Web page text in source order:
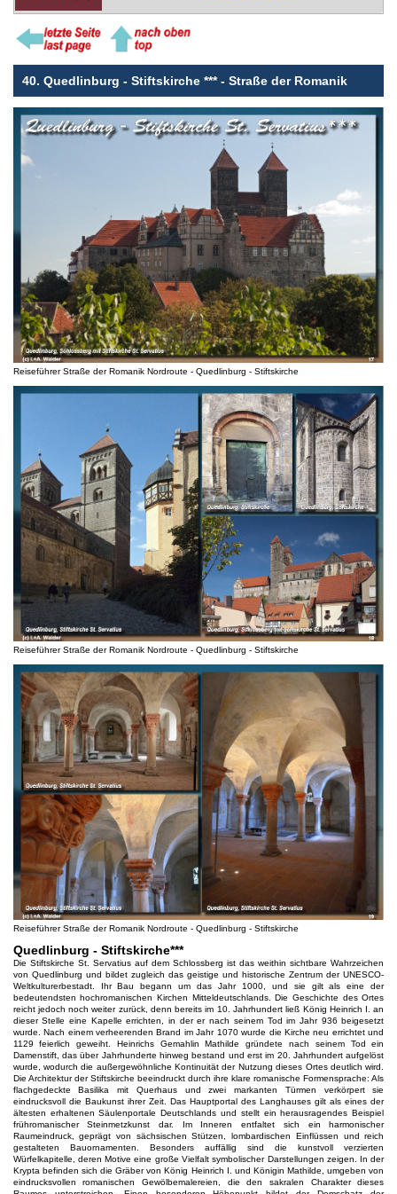
40. Quedlinburg - Stiftskirche *** - Straße der Romanik
Reiseführer Straße der Romanik Nordroute - Quedlinburg - Stiftskirche
Reiseführer Straße der Romanik Nordroute - Quedlinburg - Stiftskirche
Reiseführer Straße der Romanik Nordroute - Quedlinburg - Stiftskirche
Quedlinburg - Stiftskirche***
Die Stiftskirche St. Servatius auf dem Schlossberg ist das weithin sichtbare Wahrzeichen
von Quedlinburg und bildet zugleich das geistige und historische Zentrum der UNESCO-
Weltkulturerbestadt. Ihr Bau begann um das Jahr 1000, und sie gilt als eine der
bedeutendsten hochromanischen Kirchen Mitteldeutschlands. Die Geschichte des Ortes
reicht jedoch noch weiter zurück, denn bereits im 10. Jahrhundert ließ König Heinrich I. an
dieser Stelle eine Kapelle errichten, in der er nach seinem Tod im Jahr 936 beigesetzt
wurde. Nach einem verheerenden Brand im Jahr 1070 wurde die Kirche neu errichtet und
1129 feierlich geweiht. Heinrichs Gemahlin Mathilde gründete nach seinem Tod ein
Damenstift, das über Jahrhunderte hinweg bestand und erst im 20. Jahrhundert aufgelöst
wurde, wodurch die außergewöhnliche Kontinuität der Nutzung dieses Ortes deutlich wird.
Die Architektur der Stiftskirche beeindruckt durch ihre klare romanische Formensprache: Als
flachgedeckte Basilika mit Querhaus und zwei markanten Türmen verkörpert sie
eindrucksvoll die Baukunst ihrer Zeit. Das Hauptportal des Langhauses gilt als eines der
ältesten erhaltenen Säulenportale Deutschlands und stellt ein herausragendes Beispiel
frühromanischer Steinmetzkunst dar. Im Inneren entfaltet sich ein harmonischer
Raumeindruck, geprägt von sächsischen Stützen, lombardischen Einflüssen und reich
gestalteten Bauornamenten. Besonders auffällig sind die kunstvoll verzierten
Würfelkapitelle, deren Motive eine große Vielfalt symbolischer Darstellungen zeigen. In der
Krypta befinden sich die Gräber von König Heinrich I. und Königin Mathilde, umgeben von
eindrucksvollen romanischen Gewölbemalereien, die den sakralen Charakter dieses